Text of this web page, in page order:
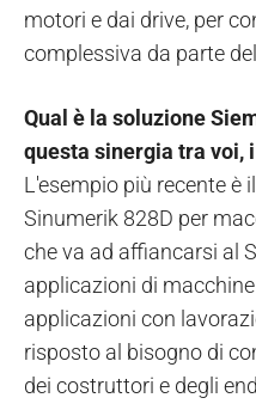
motori e dai drive, per
complessiva da parte
Qual è la soluzione
questa sinergia tra voi,
L'esempio più recente è
Sinumerik 828D per
che va ad affiancarsi al
applicazioni di
applicazioni con
risposto al bisogno di
dei costruttori e degli